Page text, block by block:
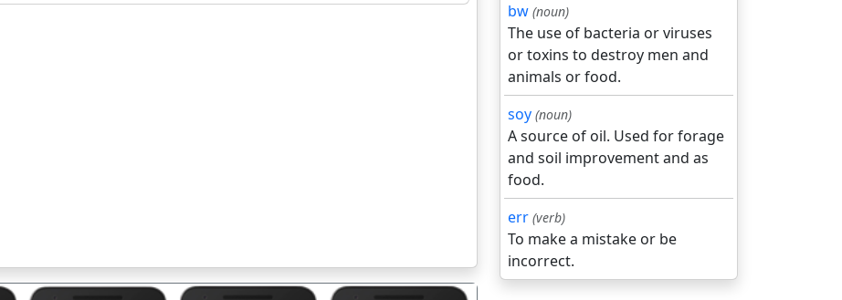
bw (noun)
The use of bacteria or viruses
or toxins to destroy men and
animals or food.
soy (noun)
A source of oil. Used for forage
and soil improvement and as
food.
err (verb)
To make a mistake or be
incorrect.